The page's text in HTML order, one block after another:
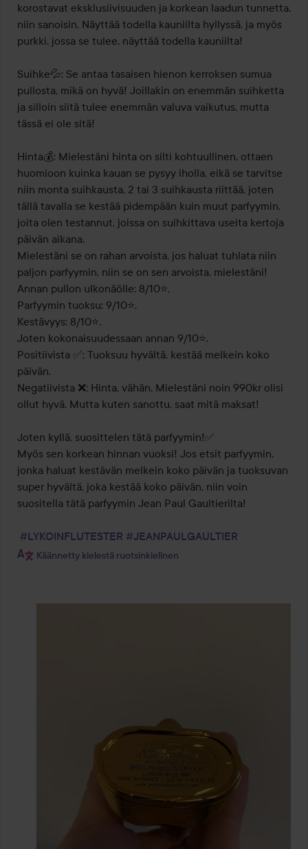
korostavat eksklusiivisuuden ja korkean laadun tunnetta,
niin sanoisin. Näyttää todella kauniilta hyllyssä, ja myös
purkki, jossa se tulee, näyttää todella kauniilta!
Suihke💦: Se antaa tasaisen hienon kerroksen sumua
pullosta, mikä on hyvä! Joillakin on enemmän suihketta
ja silloin siitä tulee enemmän valuva vaikutus, mutta
tässä ei ole sitä!
Hinta💰: Mielestäni hinta on silti kohtuullinen, ottaen
huomioon kuinka kauan se pysyy iholla, eikä se tarvitse
niin monta suihkausta. 2 tai 3 suihkausta riittää, joten
tällä tavalla se kestää pidempään kuin muut parfyymin,
joita olen testannut, joissa on suihkittava useita kertoja
päivän aikana.
Mielestäni se on rahan arvoista, jos haluat tuhlata niin
paljon parfyymin, niin se on sen arvoista, mielestäni!
Annan pullon ulkonäölle: 8/10⭐️.
Parfyymin tuoksu: 9/10⭐️.
Kestävyys: 8/10⭐️.
Joten kokonaisuudessaan annan 9/10⭐️.
Positiivista ✅: Tuoksuu hyvältä, kestää melkein koko
päivän.
Negatiivista ❌: Hinta, vähän. Mielestäni noin 990kr olisi
ollut hyvä. Mutta kuten sanottu, saat mitä maksat!
Joten kyllä, suosittelen tätä parfyymin!✅
Myös sen korkean hinnan vuoksi! Jos etsit parfyymin,
jonka haluat kestävän melkein koko päivän ja tuoksuvan
super hyvältä, joka kestää koko päivän, niin voin
suositella tätä parfyymin Jean Paul Gaultierilta!
#LYKOINFLUTESTER #JEANPAULGAULTIER
Käännetty kielestä ruotsinkielinen